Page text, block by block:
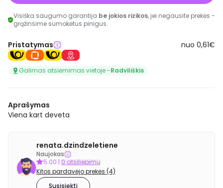
Visiška saugumo garantija be jokios rizikos, jei negausite prekės -
grąžinsime sumokėtus pinigus.
Pristatymas nuo 0,61€
Galimas atsiėmimas vietoje -Radviliškis
Aprašymas
Viena kart deveta
renata.dzindzeletiene
Naujokas
5.00 | 0 atsiliepimų
Kitos pardavėjo prekės (4)
Susisiekti